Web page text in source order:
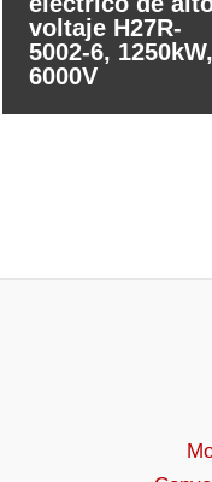
voltaje H27R-
5002-6, 1250kW,
6000V